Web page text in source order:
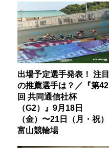
出場予定選手発表！ 注目
の推薦選手は？／『第42
回 共同通信社杯
（G2）』9月18日
（金）〜21日（月・祝）
富山競輪場